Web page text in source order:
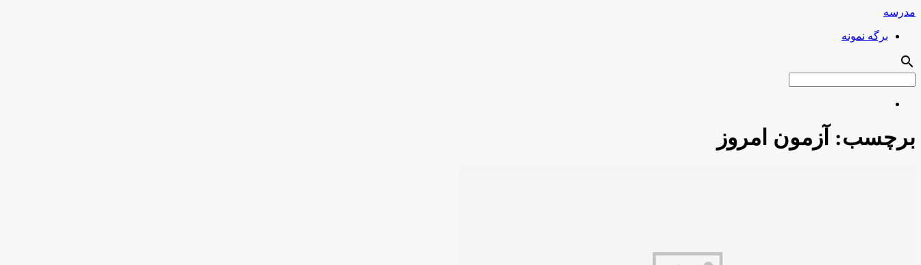
مدرسه
برگه نمونه
search
برچسب: آزمون امروز